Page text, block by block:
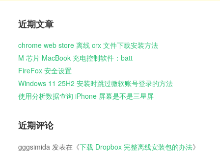
近期文章
chrome web store 离线 crx 文件下载安装方法
M 芯片 MacBook 充电控制软件：batt
FireFox 安全设置
Windows 11 25H2 安装时跳过微软账号登录的方法
使用分析数据查询 iPhone 屏幕是不是三星屏
近期评论
gggsimida 发表在《下载 Dropbox 完整离线安装包的办法》